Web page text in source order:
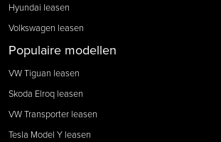
Hyundai leasen
Volkswagen leasen
Populaire modellen
VW Tiguan leasen
Skoda Elroq leasen
VW Transporter leasen
Tesla Model Y leasen